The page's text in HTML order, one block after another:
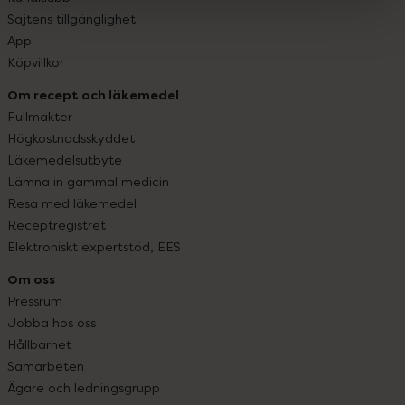
Sajtens tillgänglighet
App
Köpvillkor
Om recept och läkemedel
Fullmakter
Högkostnadsskyddet
Läkemedelsutbyte
Lämna in gammal medicin
Resa med läkemedel
Receptregistret
Elektroniskt expertstöd, EES
Om oss
Pressrum
Jobba hos oss
Hållbarhet
Samarbeten
Ägare och ledningsgrupp